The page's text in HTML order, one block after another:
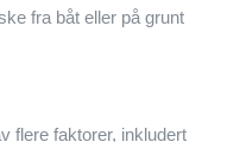
fra båt eller på grunt
flere faktorer, inkludert